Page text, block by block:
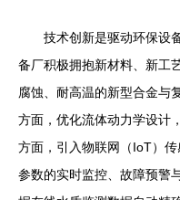
技术创新是驱动环保设
备厂积极拥抱新材料、新工
腐蚀、耐高温的新型合金与
方面，优化流体动力学设计
方面，引入物联网（IoT）
参数的实时监控、故障预警